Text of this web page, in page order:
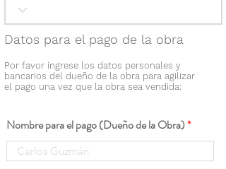
Datos para el pago de la obra
Por favor ingrese los datos personales y
bancarios del dueño de la obra para agilizar
el pago una vez que la obra sea vendida:
Nombre para el pago (Dueño de la Obra)